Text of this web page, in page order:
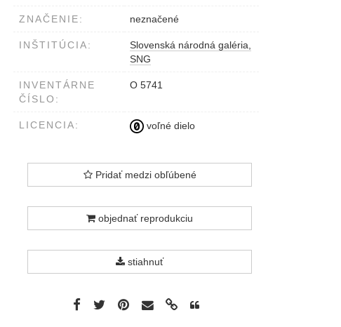
ZNAČENIE: neznačené
INŠTITÚCIA:
Slovenská národná galéria,
SNG
INVENTÁRNE
ČÍSLO:
O 5741
LICENCIA: voľné dielo
Pridať medzi obľúbené
objednať reprodukciu
stiahnuť